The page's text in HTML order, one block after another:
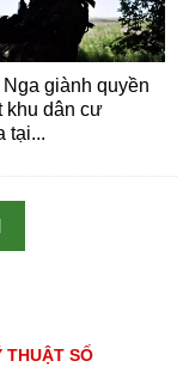
giành quyền
khu dân cư
tại...
THUẬT SỐ